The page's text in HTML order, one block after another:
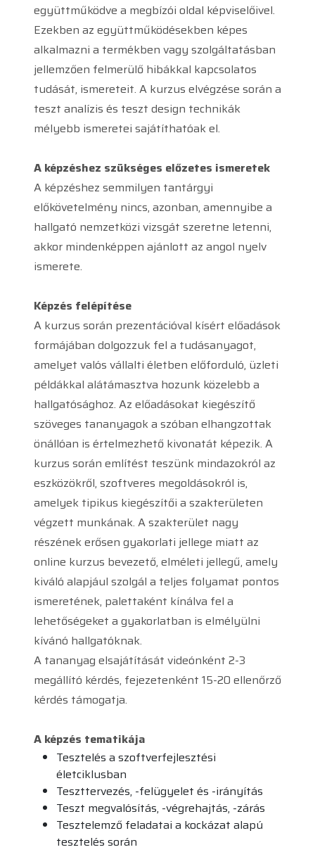
együttműködve a megbízói oldal képviselőivel.
Ezekben az együttműködésekben képes
alkalmazni a termékben vagy szolgáltatásban
jellemzően felmerülő hibákkal kapcsolatos
tudását, ismereteit. A kurzus elvégzése során a
teszt analízis és teszt design technikák
mélyebb ismeretei sajátíthatóak el.
A képzéshez szükséges előzetes ismeretek
A képzéshez semmilyen tantárgyi
előkövetelmény nincs, azonban, amennyibe a
hallgató nemzetközi vizsgát szeretne letenni,
akkor mindenképpen ajánlott az angol nyelv
ismerete.
Képzés felépítése
A kurzus során prezentációval kísért előadások
formájában dolgozzuk fel a tudásanyagot,
amelyet valós vállalti életben előforduló, üzleti
példákkal alátámasztva hozunk közelebb a
hallgatósághoz. Az előadásokat kiegészítő
szöveges tananyagok a szóban elhangzottak
önállóan is értelmezhető kivonatát képezik. A
kurzus során említést teszünk mindazokról az
eszközökről, szoftveres megoldásokról is,
amelyek tipikus kiegészítői a szakterületen
végzett munkának. A szakterület nagy
részének erősen gyakorlati jellege miatt az
online kurzus bevezető, elméleti jellegű, amely
kiváló alapjául szolgál a teljes folyamat pontos
ismeretének, palettaként kínálva fel a
lehetőségeket a gyakorlatban is elmélyülni
kívánó hallgatóknak.
A tananyag elsajátítását videónként 2-3
megállító kérdés, fejezetenként 15-20 ellenőrző
kérdés támogatja.
A képzés tematikája
Tesztelés a szoftverfejlesztési
életciklusban
Teszttervezés, -felügyelet és -irányítás
Teszt megvalósítás, -végrehajtás, -zárás
Tesztelemző feladatai a kockázat alapú
tesztelés során